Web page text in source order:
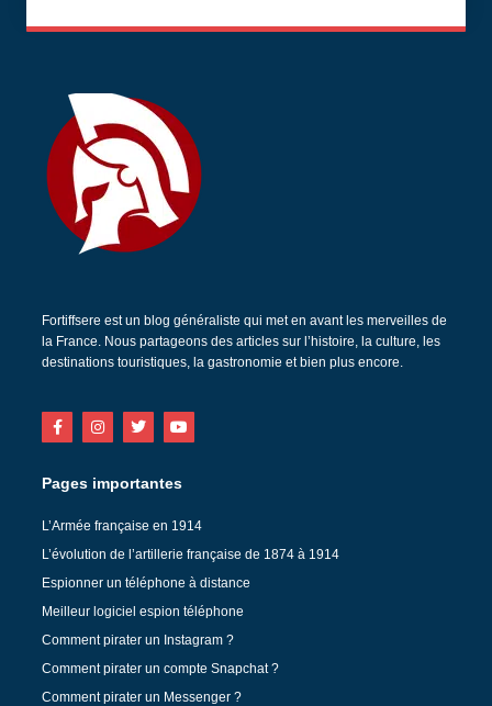
Fortiffsere est un blog généraliste qui met en avant les merveilles de
la France. Nous partageons des articles sur l’histoire, la culture, les
destinations touristiques, la gastronomie et bien plus encore.
Pages importantes
L’Armée française en 1914
L’évolution de l’artillerie française de 1874 à 1914
Espionner un téléphone à distance
Meilleur logiciel espion téléphone
Comment pirater un Instagram ?
Comment pirater un compte Snapchat ?
Comment pirater un Messenger ?